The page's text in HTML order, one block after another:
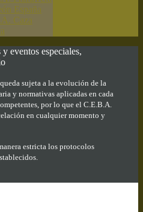
España
Caza
eventos especiales,
sujeta a la evolución de la
y normativas aplicadas en cada
por lo que el C.E.B.A.
en cualquier momento y
estricta los protocolos